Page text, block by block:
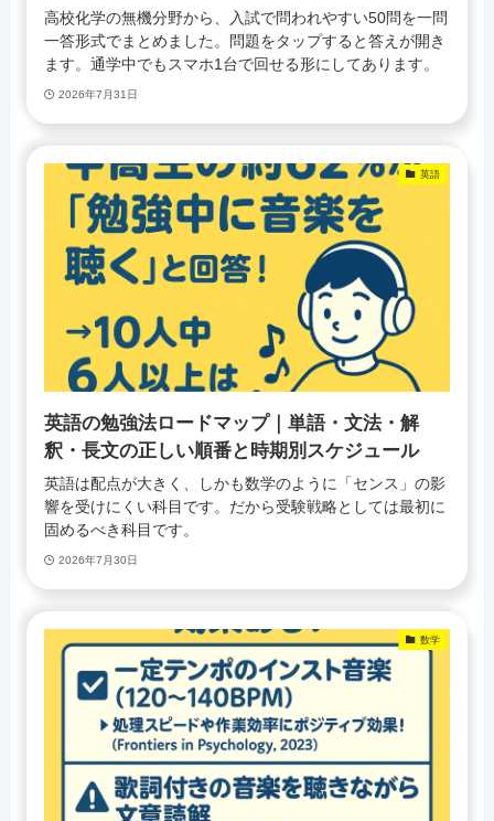
高校化学の無機分野から、入試で問われやすい50問を一問
一答形式でまとめました。問題をタップすると答えが開き
ます。通学中でもスマホ1台で回せる形にしてあります。
2026年7月31日
英語
英語の勉強法ロードマップ｜単語・文法・解
釈・長文の正しい順番と時期別スケジュール
英語は配点が大きく、しかも数学のように「センス」の影
響を受けにくい科目です。だから受験戦略としては最初に
固めるべき科目です。
2026年7月30日
数学